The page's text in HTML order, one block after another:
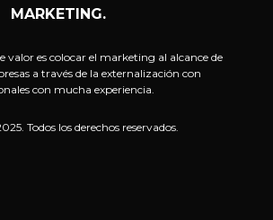
MARKETING.
valor es colocar el marketing al alcance de
a través de la externalización con
con mucha experiencia.
Todos los derechos reservados.